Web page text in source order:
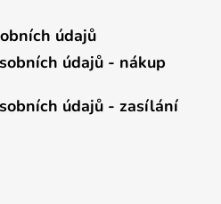
údajů
údajů - nákup
údajů - zasílání